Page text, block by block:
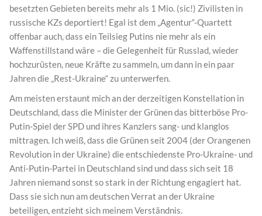
besetzten Gebieten bereits mehr als 1 Mio. (sic!) Zivilisten in
russische KZs deportiert! Egal ist dem „Agentur“-Quartett
offenbar auch, dass ein Teilsieg Putins nie mehr als ein
Waffenstillstand wäre – die Gelegenheit für Russlad, wieder
hochzurüsten, neue Kräfte zu sammeln, um dann in ein paar
Jahren die „Rest-Ukraine“ zu unterwerfen.
Am meisten erstaunt mich an der derzeitigen Konstellation in
Deutschland, dass die Minister der Grünen das bitterböse Pro-
Putin-Spiel der SPD und ihres Kanzlers sang- und klanglos
mittragen. Ich weiß, dass die Grünen seit 2004 (der Orangenen
Revolution in der Ukraine) die entschiedenste Pro-Ukraine- und
Anti-Putin-Partei in Deutschland sind und dass sich seit 18
Jahren niemand sonst so stark in der Richtung engagiert hat.
Dass sie sich nun am deutschen Verrat an der Ukraine
beteiligen, entzieht sich meinem Verständnis.